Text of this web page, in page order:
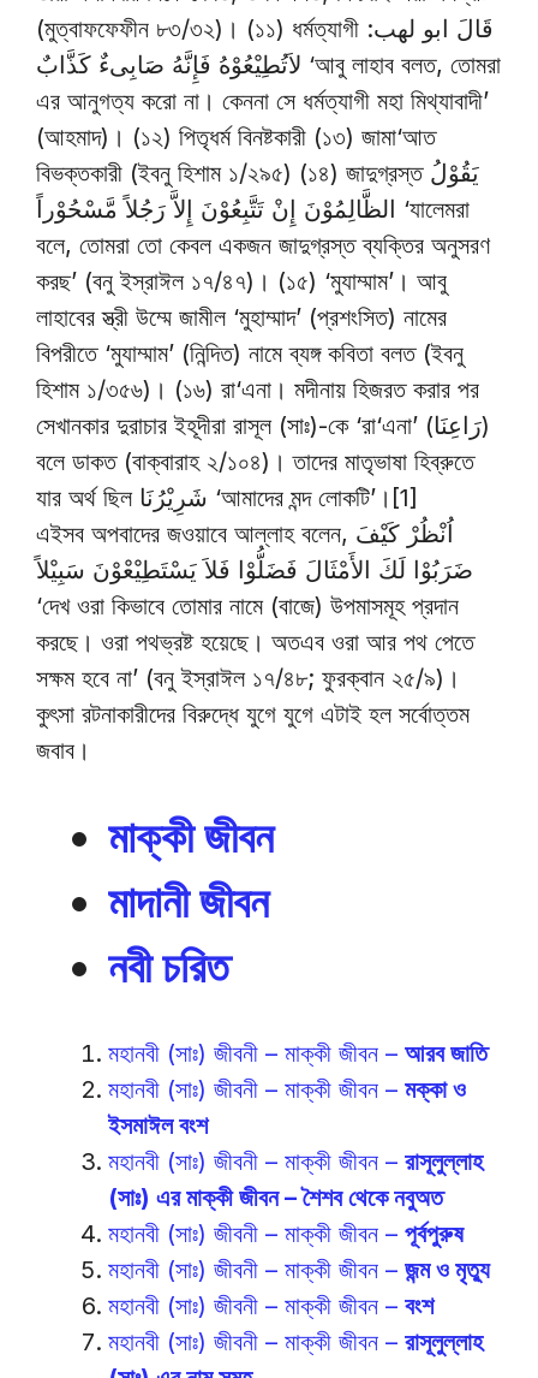
(মুত্বাফফেফীন ৮৩/৩২)। (১১) ধর্মত্যাগী قَالَ ابو لهب:
لاَتُطِيْعُوْهُ فَإِنَّهُ صَابِىءٌ كَذَّابٌ ‘আবু লাহাব বলত, তোমরা
এর আনুগত্য করো না। কেননা সে ধর্মত্যাগী মহা মিথ্যাবাদী’
(আহমাদ)। (১২) পিতৃধর্ম বিনষ্টকারী (১৩) জামা‘আত
বিভক্তকারী (ইবনু হিশাম ১/২৯৫) (১৪) জাদুগ্রস্ত يَقُوْلُ
الظَّالِمُوْنَ إِنْ تَتَّبِعُوْنَ إِلاَّ رَجُلاً مَّسْحُوْراً ‘যালেমরা
বলে, তোমরা তো কেবল একজন জাদুগ্রস্ত ব্যক্তির অনুসরণ
করছ’ (বনু ইস্রাঈল ১৭/৪৭)। (১৫) ‘মুযাম্মাম’। আবু
লাহাবের স্ত্রী উম্মে জামীল ‘মুহাম্মাদ’ (প্রশংসিত) নামের
বিপরীতে ‘মুযাম্মাম’ (নিন্দিত) নামে ব্যঙ্গ কবিতা বলত (ইবনু
হিশাম ১/৩৫৬)। (১৬) রা‘এনা। মদীনায় হিজরত করার পর
সেখানকার দুরাচার ইহূদীরা রাসূল (সাঃ)-কে ‘রা‘এনা’ (رَاعِنَا)
বলে ডাকত (বাক্বারাহ ২/১০৪)। তাদের মাতৃভাষা হিব্রুতে
যার অর্থ ছিল شَرِيْرُنَا ‘আমাদের মন্দ লোকটি’।[1]
এইসব অপবাদের জওয়াবে আল্লাহ বলেন, اُنْظُرْ كَيْفَ
ضَرَبُوْا لَكَ الأَمْثَالَ فَضَلُّوْا فَلاَ يَسْتَطِيْعْوْنَ سَبِيْلاً
‘দেখ ওরা কিভাবে তোমার নামে (বাজে) উপমাসমূহ প্রদান
করছে। ওরা পথভ্রষ্ট হয়েছে। অতএব ওরা আর পথ পেতে
সক্ষম হবে না’ (বনু ইস্রাঈল ১৭/৪৮; ফুরক্বান ২৫/৯)।
কুৎসা রটনাকারীদের বিরুদ্ধে যুগে যুগে এটাই হল সর্বোত্তম
জবাব।
মাক্কী জীবন
মাদানী জীবন
নবী চরিত
মহানবী (সাঃ) জীবনী – মাক্কী জীবন – আরব জাতি
মহানবী (সাঃ) জীবনী – মাক্কী জীবন – মক্কা ও
ইসমাঈল বংশ
মহানবী (সাঃ) জীবনী – মাক্কী জীবন – রাসূলুল্লাহ
(সাঃ) এর মাক্কী জীবন – শৈশব থেকে নবুঅত
মহানবী (সাঃ) জীবনী – মাক্কী জীবন – পূর্বপুরুষ
মহানবী (সাঃ) জীবনী – মাক্কী জীবন – জন্ম ও মৃত্যু
মহানবী (সাঃ) জীবনী – মাক্কী জীবন – বংশ
মহানবী (সাঃ) জীবনী – মাক্কী জীবন – রাসূলুল্লাহ